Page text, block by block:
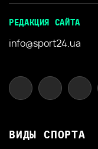
РЕДАКЦИЯ САЙТА
info@sport24.ua
ВИДЫ СПОРТА